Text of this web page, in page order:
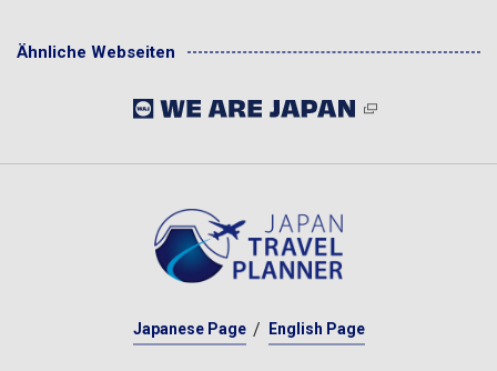
Ähnliche Webseiten
Japanese Page English Page